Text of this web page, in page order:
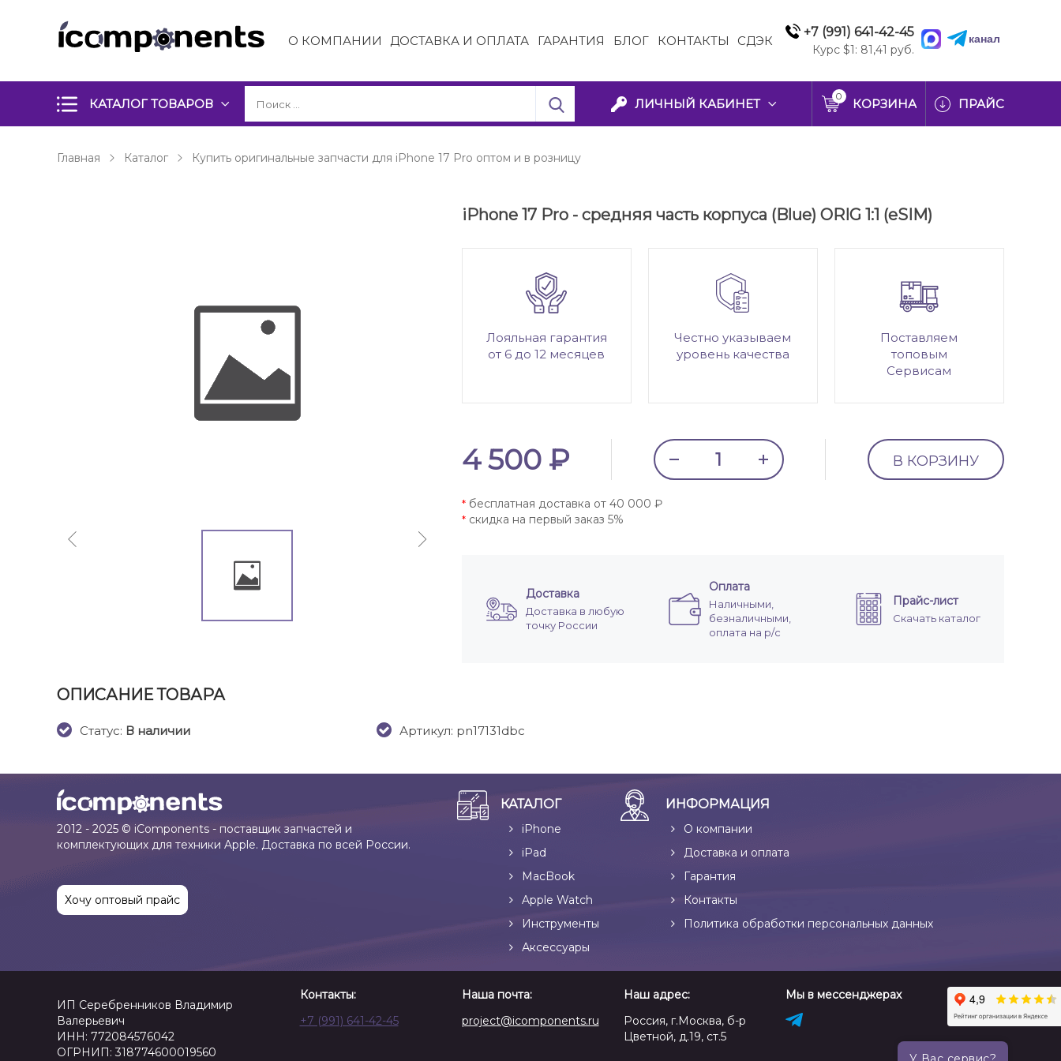
О КОМПАНИИ ДОСТАВКА И ОПЛАТА ГАРАНТИЯ БЛОГ КОНТАКТЫ СДЭК
+7 (991) 641-42-45
Курс $1: 81,41 руб.
канал
КАТАЛОГ ТОВАРОВ ЛИЧНЫЙ КАБИНЕТ
0
КОРЗИНА ПРАЙС
Главная Каталог Купить оригинальные запчасти для iPhone 17 Pro оптом и в розницу
iPhone 17 Pro - средняя часть корпуса (Blue) ORIG 1:1 (eSIM)
Лояльная гарантия
от 6 до 12 месяцев
Честно указываем
уровень качества
Поставляем
топовым
Сервисам
4 500 ₽ В КОРЗИНУ
*бесплатная доставка от 40 000 ₽
*скидка на первый заказ 5%
Доставка
Доставка в любую
точку России
Оплата
Наличными,
безналичными,
оплата на р/с
Прайс-лист
Скачать каталог
ОПИСАНИЕ ТОВАРА
Cтатус: В наличии Артикул: pn17131dbc
2012 - 2025 © iComponents - поставщик запчастей и
комплектующих для техники Apple. Доставка по всей России.
Хочу оптовый прайс
КАТАЛОГ
iPhone
iPad
MacBook
Apple Watch
Инструменты
Аксессуары
ИНФОРМАЦИЯ
О компании
Доставка и оплата
Гарантия
Контакты
Политика обработки персональных данных
ИП Серебренников Владимир
Валерьевич
ИНН: 772084576042
ОГРНИП: 318774600019560
Контакты:
+7 (991) 641-42-45
Наша почта:
project@icomponents.ru
Наш адрес:
Россия, г.Москва, б-р
Цветной, д.19, ст.5
Мы в мессенджерах